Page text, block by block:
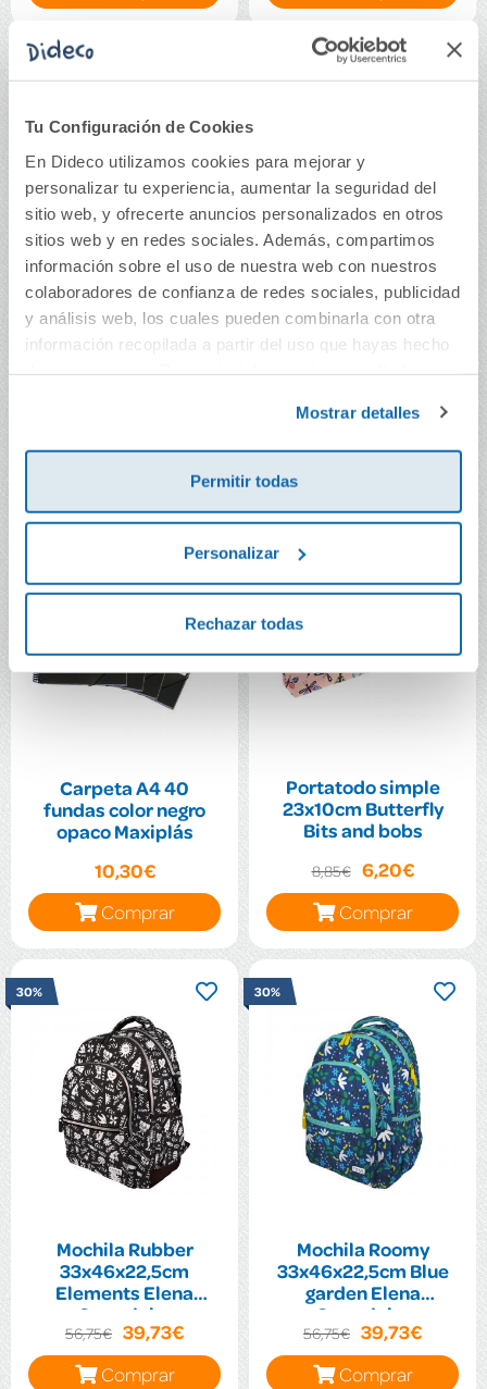
Tu Configuración de Cookies
En Dideco utilizamos cookies para mejorar y
personalizar tu experiencia, aumentar la seguridad del
sitio web, y ofrecerte anuncios personalizados en otros
sitios web y en redes sociales. Además, compartimos
información sobre el uso de nuestra web con nuestros
colaboradores de confianza de redes sociales, publicidad
y análisis web, los cuales pueden combinarla con otra
información recopilada a partir del uso que hayas hecho
Mostrar detalles
Permitir todas
Personalizar
Rechazar todas
Carpeta A4 PP 40
fundas extraíbles
color negro opaco In
Comprar
Carpeta A4 30
fundas color negro
opaco Maxiplás
8,75€
Comprar
Carpeta A4 40
fundas color negro
opaco Maxiplás
10,30€
Comprar
30%
Portatodo simple
23x10cm Butterfly
Bits and bobs
8,85€
6,20€
Comprar
30%
Mochila Rubber
33x46x22,5cm
Elements Elena
Corredoira
56,75€ 39,73€
Comprar
30%
Mochila Roomy
33x46x22,5cm Blue
garden Elena
Corredoira
56,75€ 39,73€
Comprar